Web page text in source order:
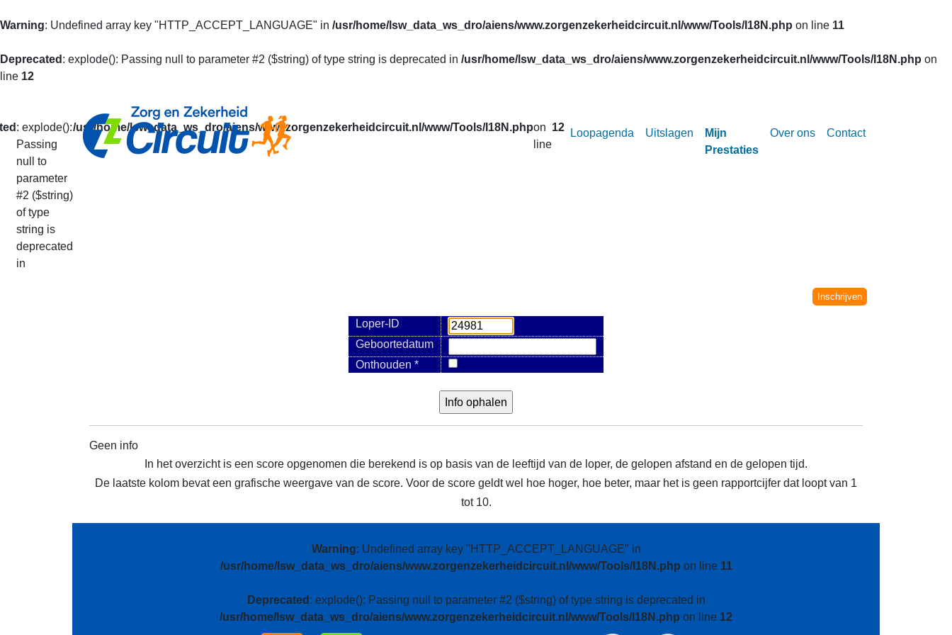
Warning: Undefined array key "HTTP_ACCEPT_LANGUAGE" in /usr/home/lsw_data_ws_dro/aiens/www.zorgenzekerheidcircuit.nl/www/Tools/I18N.php on line 11
Deprecated : explode(): Passing null to parameter #2 ($string) of type string is deprecated in /usr/home/lsw_data_ws_dro/aiens/www.zorgenzekerheidcircuit.nl/www/Tools/I18N.php on
line 12
: explode():
Passing
null to
parameter
#2 ($string)
of type
string is
deprecated
in
/usr/home/lsw_data_ws_dro/aiens/www.zorgenzekerheidcircuit.nl/www/Tools/I18N.phpon
line
12 Loopagenda Uitslagen
Mijn
Prestaties
Over ons Contact
Inschrijven
Loper-ID
Geboortedatum
Onthouden *
Geen info
In het overzicht is een score opgenomen die berekend is op basis van de leeftijd van de loper, de gelopen afstand en de gelopen tijd.
De laatste kolom bevat een grafische weergave van de score. Voor de score geldt wel hoe hoger, hoe beter, maar het is geen rapportcijfer dat loopt van 1
tot 10.
Warning: Undefined array key "HTTP_ACCEPT_LANGUAGE" in
/usr/home/lsw_data_ws_dro/aiens/www.zorgenzekerheidcircuit.nl/www/Tools/I18N.php on line 11
Deprecated : explode(): Passing null to parameter #2 ($string) of type string is deprecated in
/usr/home/lsw_data_ws_dro/aiens/www.zorgenzekerheidcircuit.nl/www/Tools/I18N.php on line 12